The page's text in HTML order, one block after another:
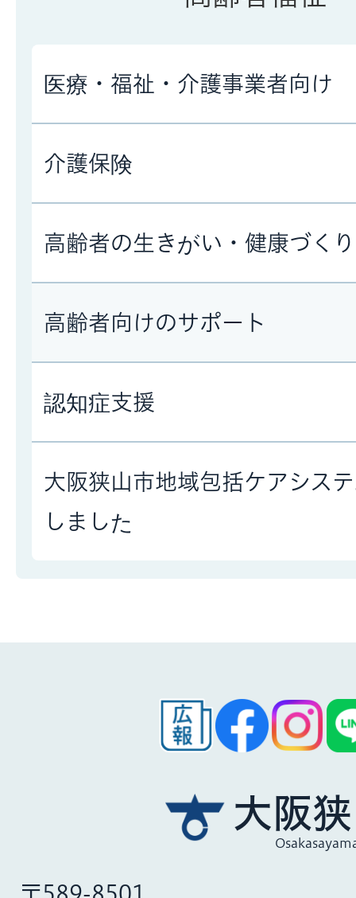
医療・福祉・介護事業者向け
介護保険
高齢者の生きがい・健康づくり
高齢者向けのサポート
認知症支援
大阪狭山市地域包括ケアシス
しました
大阪
〒589-8501